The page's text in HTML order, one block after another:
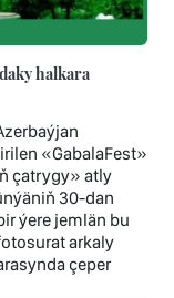
halkara
«GabalaFest»
çatrygy» atly
30-dan
ýere jemlän bu
arkaly
çeper